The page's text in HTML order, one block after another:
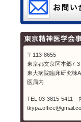
〒113-8655
東京都文京区本郷7-
東大病院臨床研究棟
医局内
TEL 03-3815-5411